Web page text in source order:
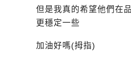
但是我真的希望他們在
更穩定一些
加油好嗎(拇指)